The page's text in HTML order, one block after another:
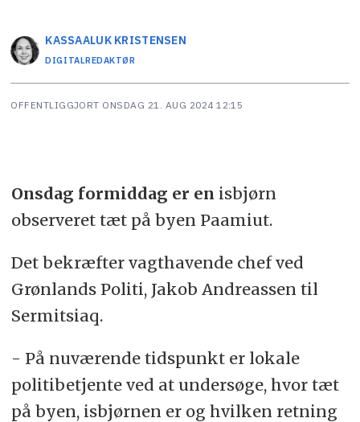
KASSAALUK KRISTENSEN
DIGITALREDAKTØR
OFFENTLIGGJORT ONSDAG 21. AUG 2024 12:15
Onsdag formiddag er en isbjørn
observeret tæt på byen Paamiut.
Det bekræfter vagthavende chef ved
Grønlands Politi, Jakob Andreassen til
Sermitsiaq.
- På nuværende tidspunkt er lokale
politibetjente ved at undersøge, hvor tæt
på byen, isbjørnen er og hvilken retning